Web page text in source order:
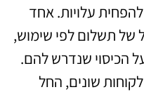
עלויות. אחד
של תשלום לפי שימוש,
הכיסוי שנדרש להם.
שונים, החל